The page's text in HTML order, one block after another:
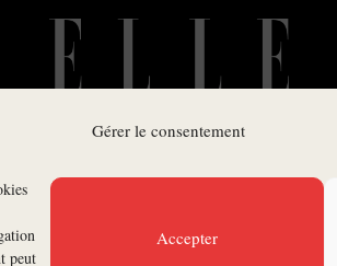
Gérer le consentement
peut
Accepter